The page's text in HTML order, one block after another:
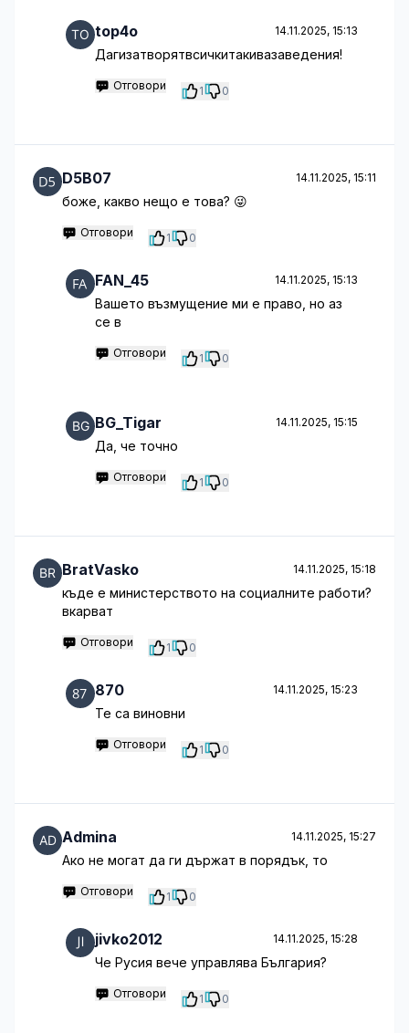
top4o 14.11.2025, 15:13
Дагизатворятвсичкитакивазаведения!
Отговори 1 0
D5B07 14.11.2025, 15:11
боже, какво нещо е това? 😜
Отговори 1 0
FAN_45 14.11.2025, 15:13
Вашето възмущение ми е право, но аз
се в
Отговори 1 0
BG_Tigar 14.11.2025, 15:15
Да, че точно
Отговори 1 0
BratVasko 14.11.2025, 15:18
къде е министерството на социалните работи?
вкарват
Отговори 1 0
870 14.11.2025, 15:23
Те са виновни
Отговори 1 0
Admina 14.11.2025, 15:27
Ако не могат да ги държат в порядък, то
Отговори 1 0
jivko2012 14.11.2025, 15:28
Че Русия вече управлява България?
Отговори 1 0